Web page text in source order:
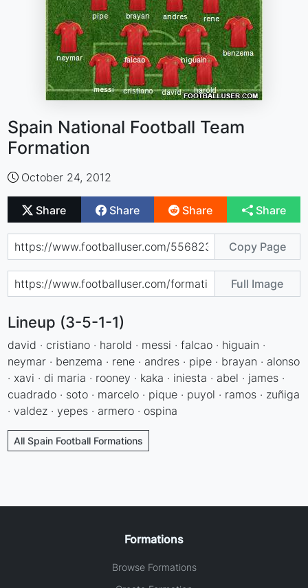
Spain National Football Team
Formation
October 24, 2012
Share Share Share Share
Copy Page
Full Image
Lineup (3-5-1-1)
david · cristiano · harold · messi · falcao · higuain ·
neymar · benzema · rene · andres · pipe · brayan · alonso
· xavi · di maria · rooney · kaka · iniesta · abel · james ·
cuadrado · soto · marcelo · pique · puyol · ramos · zuñiga
· valdez · yepes · armero · ospina
All Spain Football Formations
Formations
Browse Formations